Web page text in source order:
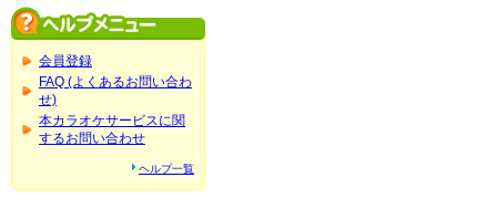
会員登録
FAQ (よくあるお問い合わ
せ)
本カラオケサービスに関
するお問い合わせ
ヘルプ一覧